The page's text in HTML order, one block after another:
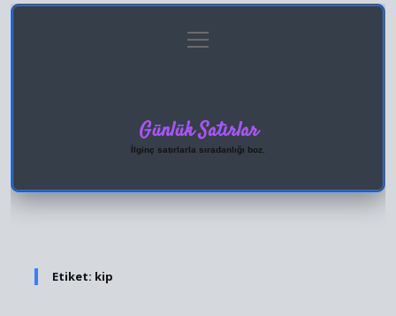
Gizlilik Politikası
menüyü
aç
Günlük Satırlar
İlginç satırlarla sıradanlığı boz.
Etiket: kip